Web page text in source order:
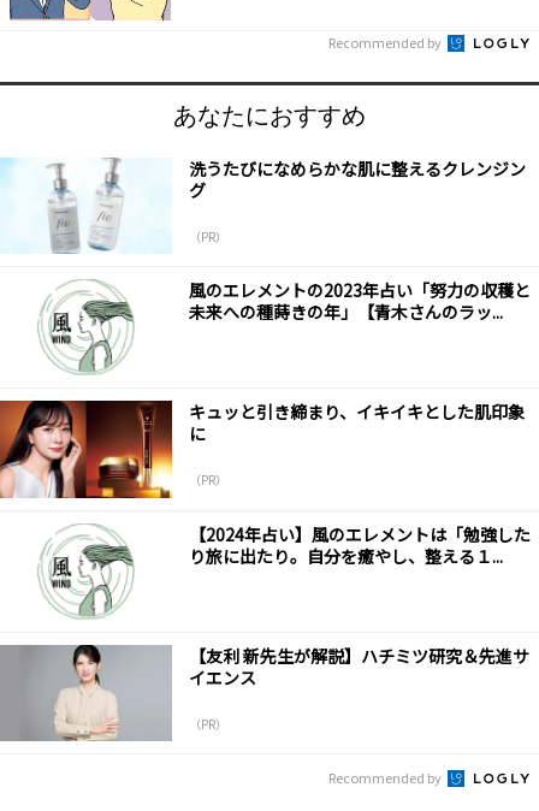
Recommended by
あなたにおすすめ
洗うたびになめらかな肌に整えるクレンジン
グ
（PR）
風のエレメントの2023年占い「努力の収穫と
未来への種蒔きの年」【青木さんのラッ...
キュッと引き締まり、イキイキとした肌印象
に
（PR）
【2024年占い】風のエレメントは「勉強した
り旅に出たり。自分を癒やし、整える１...
【友利 新先生が解説】ハチミツ研究＆先進サ
イエンス
（PR）
Recommended by